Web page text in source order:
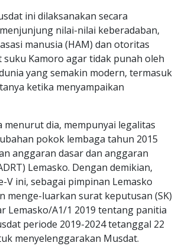
ini dilaksanakan secara
nilai-nilai keberadaban,
manusia (HAM) dan otoritas
suku Kamoro agar tidak punah oleh
yang semakin modern, termasuk
ketika menyampaikan
menurut dia, mempunyai legalitas
pokok lembaga tahun 2015
anggaran dasar dan anggaran
Lemasko. Dengan demikian,
V ini, sebagai pimpinan Lemasko
menge-luarkan surat keputusan (SK)
Lemasko/A1/1 2019 tentang panitia
periode 2019-2024 tetanggal 22
menyelenggarakan Musdat.